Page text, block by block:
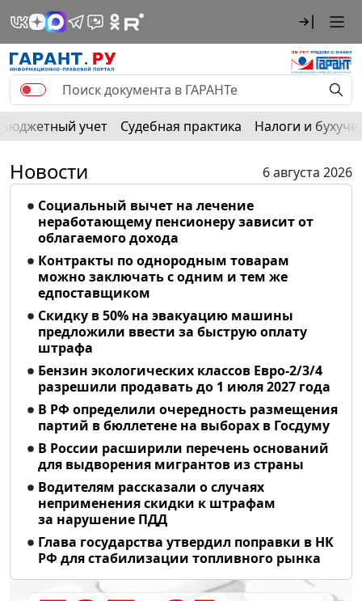
Бюджетный учет Судебная практика Налоги и
Новости
6 августа 2026
Социальный вычет на лечение
неработающему пенсионеру зависит от
облагаемого дохода
Контракты по однородным товарам
можно заключать с одним и тем же
едпоставщиком
Скидку в 50% на эвакуацию машины
предложили ввести за быструю оплату
штрафа
Бензин экологических классов Евро-2/3/4
разрешили продавать до 1 июля 2027 года
В РФ определили очередность размещения
партий в бюллетене на выборах в Госдуму
В России расширили перечень оснований
для выдворения мигрантов из страны
Водителям рассказали о случаях
неприменения скидки к штрафам
за нарушение ПДД
Глава государства утвердил поправки в НК
РФ для стабилизации топливного рынка